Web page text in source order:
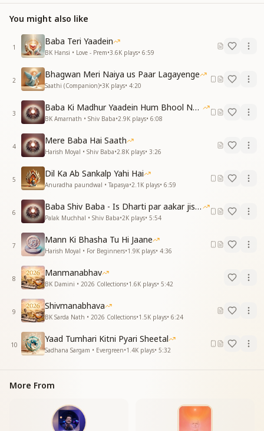
देखो मौका फिर न आएगा दोबारा
फिर न आएगा दोबारा
माया में मन को व्यर्थ ना उलझाना
कहीं लूट न जाए सासो का खजाना
पा लो प्रभु का प्यार
उड़ने दो मन को अपने निल गगन में
प्रभु प्रेम भर लो फिर से अंतकरण में
फिर से अंतकरण में
कही समय का पंछी चुग ना जाए दाना
कहीं लूट न जाए सासो का खजाना
पा लो प्रभु का प्यार
पा लो प्रभु का प्यार अगर है पाना
कहीं लूट न जाए सासो का खजाना
कहीं लूट न जाए सासो का खजाना
कहीं लूट न जाए सासो का खजाना
You might also like
1
Baba Teri Yaadein
BK Hansi • Love - Prem•3.6K plays• 6:59
2
Bhagwan Meri Naiya us Paar Lagayenge
Saathi (Companion)•3K plays• 4:20
3
Baba Ki Madhur Yaadein Hum Bhool Nahi Paate
BK Amarnath • Shiv Baba•2.9K plays• 6:08
4
Mere Baba Hai Saath
Harish Moyal • Shiv Baba•2.8K plays• 3:26
5
Dil Ka Ab Sankalp Yahi Hai
Anuradha paundwal • Tapasya•2.1K plays• 6:59
6
Baba Shiv Baba - Is Dharti par aakar jisne
Palak Muchhal • Shiv Baba•2K plays• 5:54
7
Mann Ki Bhasha Tu Hi Jaane
Harish Moyal • For Beginners•1.9K plays• 4:36
8
Manmanabhav
BK Damini • 2026 Collections•1.6K plays• 5:42
9
Shivmanabhava
BK Sarda Nath • 2026 Collections•1.5K plays• 6:24
10
Yaad Tumhari Kitni Pyari Sheetal
Sadhana Sargam • Evergreen•1.4K plays• 5:32
More From